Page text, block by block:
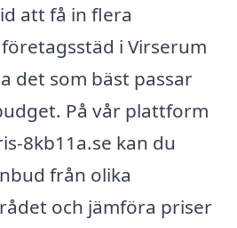
att få in flera
i Virserum
det som bäst passar
På vår plattform
8kb11a.se kan du
från olika
och jämföra priser